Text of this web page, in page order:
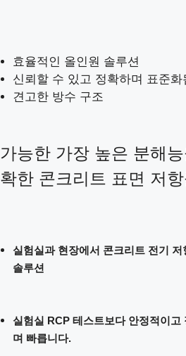
효율적인 올인원 솔루션
신뢰할 수 있고 정확하며 표준화
견고한 방수 구조
가능한 가장 높은 분해
확한 콘크리트 표면 저항
실험실과 현장에서 콘크리트 전기
솔루션
실험실 RCP 테스트보다 안정적이
며 빠릅니다.